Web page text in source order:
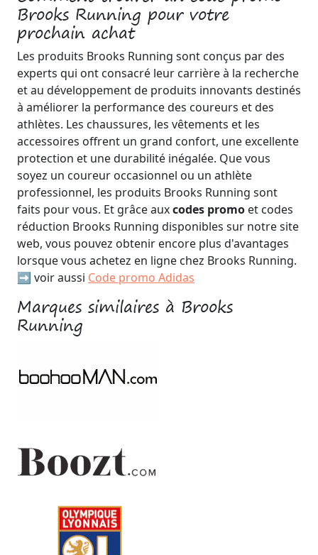
Brooks Running pour votre
prochain achat
Les produits Brooks Running sont conçus par des
experts qui ont consacré leur carrière à la recherche
et au développement de produits innovants destinés
à améliorer la performance des coureurs et des
athlètes. Les chaussures, les vêtements et les
accessoires offrent un grand confort, une excellente
protection et une durabilité inégalée. Que vous
soyez un coureur occasionnel ou un athlète
professionnel, les produits Brooks Running sont
faits pour vous. Et grâce auxcodes promo et codes
réduction Brooks Running disponibles sur notre site
web, vous pouvez obtenir encore plus d'avantages
lorsque vous achetez en ligne chez Brooks Running.
➡️ voir aussi Code promo Adidas
Marques similaires à Brooks
Running